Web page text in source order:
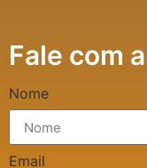
Fale com
Nome
Email